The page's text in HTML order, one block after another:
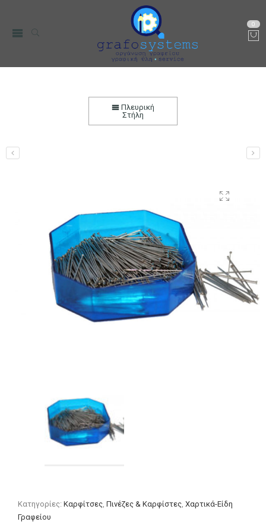
0
Χαρτικά-Είδη Γραφείου
Πινέζες & Καρφίστες
Πλευρική
Στήλη
Κατηγορίες:Καρφίτσες ,Πινέζες & Καρφίστες ,Χαρτικά-Είδη
Γραφείου